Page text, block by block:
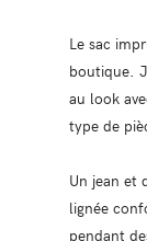
Le sac
boutique.
au look
type de
Un jean et
lignée
pendant